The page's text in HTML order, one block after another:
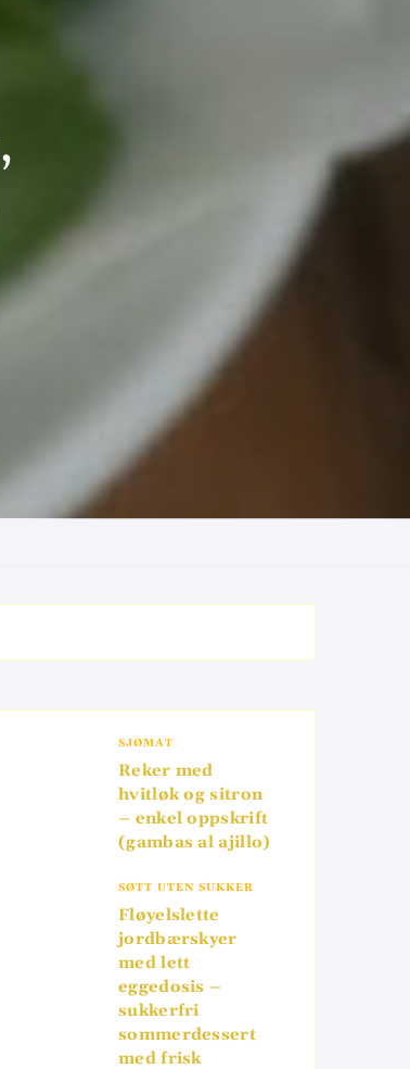
SJØMAT
Reker med
hvitløk og sitron
– enkel oppskrift
(gambas al ajillo)
SØTT UTEN SUKKER
Fløyelslette
jordbærskyer
med lett
eggedosis –
sukkerfri
sommerdessert
med frisk